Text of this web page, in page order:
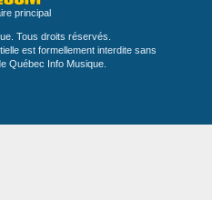
principal
Tous droits réservés.
est formellement interdite sans
Québec Info Musique.